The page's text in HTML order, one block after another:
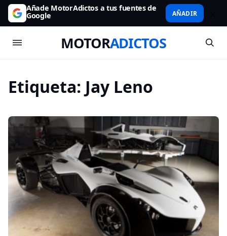
Añade MotorAdictos a tus fuentes de
Google AÑADIR
MOTORADICTOS
Etiqueta: Jay Leno